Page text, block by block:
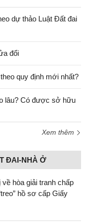
dự thảo Luật Đất đai
đổi
quy định mới nhất?
lâu? Có được sở hữu
Xem thêm
ĐAI-NHÀ Ở
hòa giải tranh chấp
hồ sơ cấp Giấy